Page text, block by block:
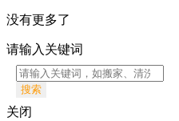
没有更多了
请输入关键词
搜索
关闭